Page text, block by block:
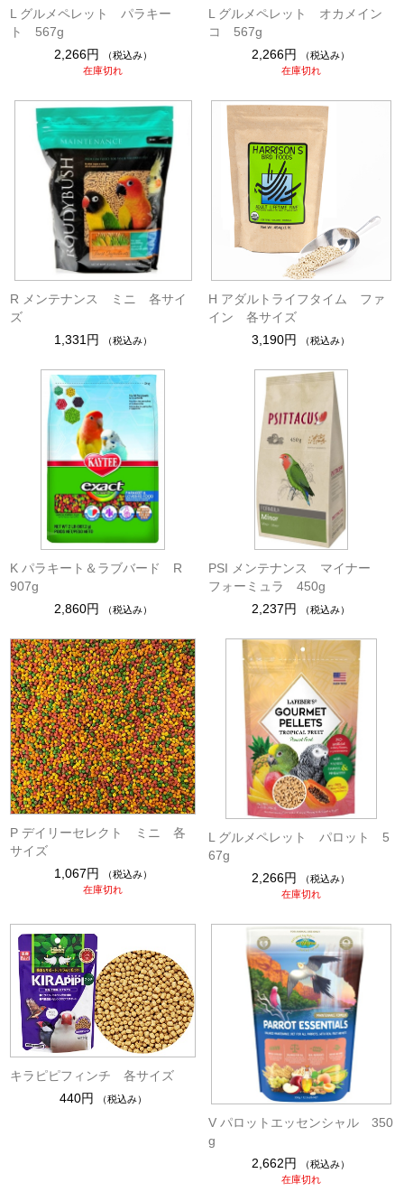
L グルメペレット パラキー
ト 567g
2,266円
（税込み）
在庫切れ
L グルメペレット オカメイン
コ 567g
2,266円
（税込み）
在庫切れ
R メンテナンス ミニ 各サイ
ズ
1,331円
（税込み）
H アダルトライフタイム ファ
イン 各サイズ
3,190円
（税込み）
K パラキート＆ラブバード R
907g
2,860円
（税込み）
PSI メンテナンス マイナー
フォーミュラ 450g
2,237円
（税込み）
P デイリーセレクト ミニ 各
サイズ
1,067円
（税込み）
在庫切れ
L グルメペレット パロット 5
67g
2,266円
（税込み）
在庫切れ
キラピピフィンチ 各サイズ
440円
（税込み）
V パロットエッセンシャル 350
g
2,662円
（税込み）
在庫切れ